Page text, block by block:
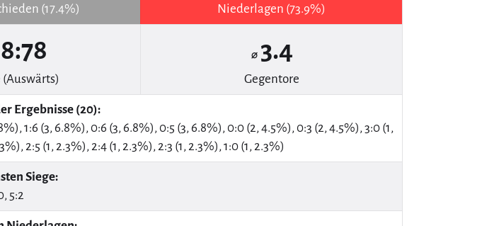
(17.4%) Niederlagen (73.9%)
(Auswärts)
⌀ 3.4
Gegentore
Ergebnisse (20):
1:6 (3, 6.8%), 0:6 (3, 6.8%), 0:5 (3, 6.8%), 0:0 (2, 4.5%), 0:3 (2, 4.5%), 3:0 (1,
2:5 (1, 2.3%), 2:4 (1, 2.3%), 2:3 (1, 2.3%), 1:0 (1, 2.3%)
Siege:
5:2